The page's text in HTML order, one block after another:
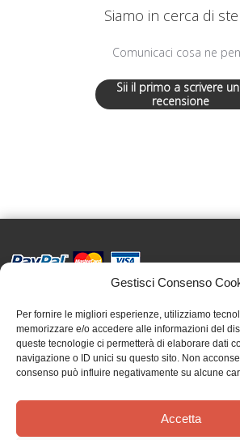
Gestisci Consenso
Per fornire le migliori esperienze, utilizziamo
memorizzare e/o accedere alle informazioni del
queste tecnologie ci permetterà di elaborare dati
navigazione o ID unici su questo sito. Non
consenso può influire negativamente su alcune
Accetta
Siamo in cerca di
Comunicaci cosa ne
Sii il primo a scrivere
recensione
C.F. e P.IVA 09655250018
Via Tre Denti, 1 - 10060 Cantalupa (TO)
Telefono: (+39) 0121 353452 - Fax:
info@effata.it
Copyright © 2026 •Effatà Editrice